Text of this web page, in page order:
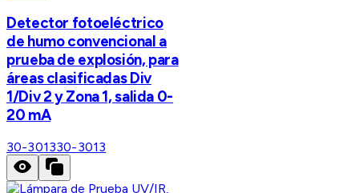
Detector fotoeléctrico
de humo convencional a
prueba de explosión, para
áreas clasificadas Div
1/Div 2 y Zona 1, salida 0-
20 mA
30-301330-3013